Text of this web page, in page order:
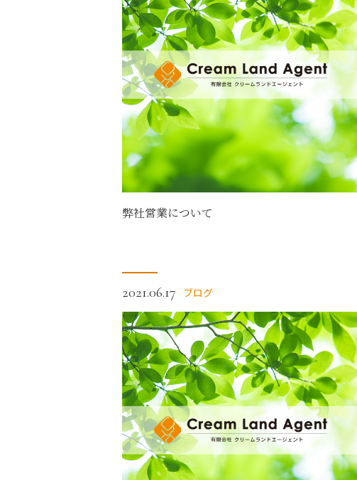
弊社営業について
2021.06.17 ブログ